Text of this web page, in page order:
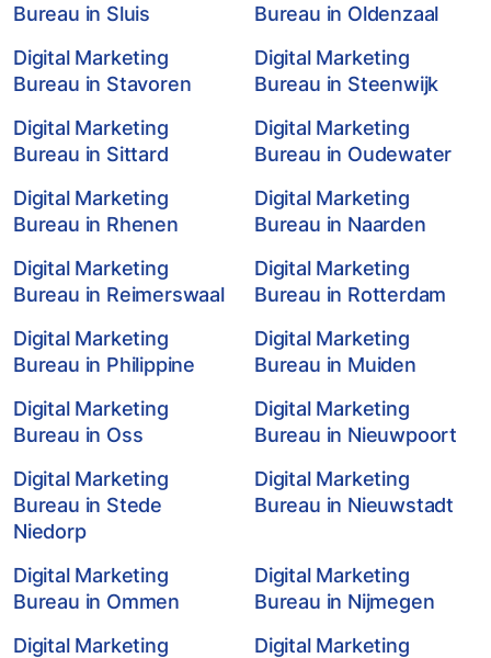
Bureau in Sluis
Bureau in Oldenzaal
Digital Marketing
Bureau in Stavoren
Digital Marketing
Bureau in Steenwijk
Digital Marketing
Bureau in Sittard
Digital Marketing
Bureau in Oudewater
Digital Marketing
Bureau in Rhenen
Digital Marketing
Bureau in Naarden
Digital Marketing
Bureau in Reimerswaal
Digital Marketing
Bureau in Rotterdam
Digital Marketing
Bureau in Philippine
Digital Marketing
Bureau in Muiden
Digital Marketing
Bureau in Oss
Digital Marketing
Bureau in Nieuwpoort
Digital Marketing
Bureau in Stede
Niedorp
Digital Marketing
Bureau in Nieuwstadt
Digital Marketing
Bureau in Ommen
Digital Marketing
Bureau in Nijmegen
Digital Marketing
Digital Marketing